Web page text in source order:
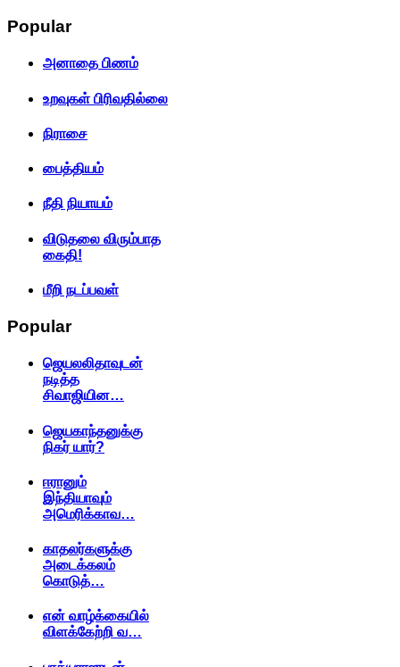
Popular
அனாதை பிணம்
உறவுகள் பிரிவதில்லை
நிராசை
பைத்தியம்
நீதி நியாயம்
விடுதலை விரும்பாத
கைதி!
மீறி நடப்பவள்
Popular
ஜெயலலிதாவுடன்
நடித்த
சிவாஜியின…
ஜெயகாந்தனுக்கு
நிகர் யார்?
ஈரானும்
இந்தியாவும்
அமெரிக்காவ…
காதலர்களுக்கு
அடைக்கலம்
கொடுத்…
என் வாழ்க்கையில்
விளக்கேற்றி வ…